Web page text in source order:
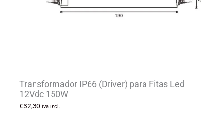
Transformador IP66 (Driver) para Fitas Led
12Vdc 150W
€32,30 iva incl.